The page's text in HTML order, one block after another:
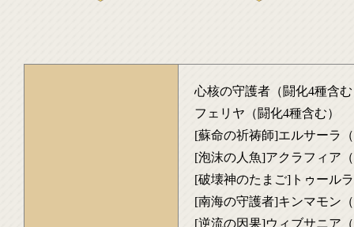
心核の守護者（闘化4種含
フェリヤ（闘化4種含む）
[蘇命の祈祷師]エルサーラ
[泡沫の人魚]アクラフィア
[破壊神のたまご]トゥール
[南海の守護者]キンマモン
[逆流の因果]ウィブサニア